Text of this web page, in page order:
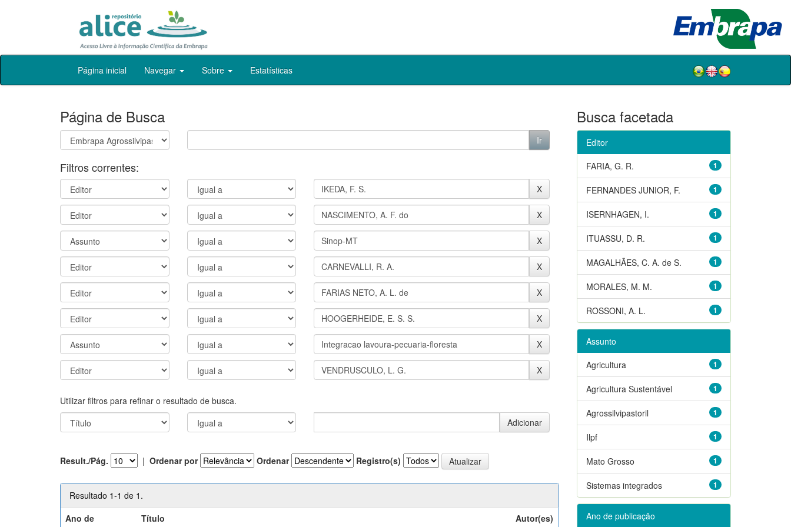
Skip
Página inicial Navegar Sobre Estatísticas
Página de Busca
Filtros correntes:
Utilizar filtros para refinar o resultado de busca.
Result./Pág. | Ordenar por Ordenar Registro(s)
Resultado 1-1 de 1.
Ano de
Título Autor(es)
Busca facetada
Editor
1
FARIA, G. R.
1
FERNANDES JUNIOR, F.
1
ISERNHAGEN, I.
1
ITUASSU, D. R.
1
MAGALHÃES, C. A. de S.
1
MORALES, M. M.
1
ROSSONI, A. L.
Assunto
1
Agricultura
1
Agricultura Sustentável
1
Agrossilvipastoril
1
Ilpf
1
Mato Grosso
1
Sistemas integrados
Ano de publicação